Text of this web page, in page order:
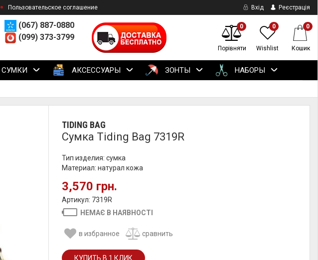
Пользовательское соглашение Вхід Реєстрація
(067) 887-0880
(099) 373-3799
0
Порівняти
0
Wishlist
0
Кошик
СУМКИ АКСЕССУАРЫ ЗОНТЫ НАБОРЫ
TIDING BAG
Сумка Tiding Bag 7319R
Тип изделия: сумка
Материал: натурал кожа
3,570 грн.
Артикул: 7319R
НЕМАЄ В НАЯВНОСТІ
в избранное сравнить